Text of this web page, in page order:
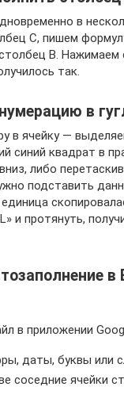
в
С, пишем
В. Нажимаем
так.
в
в ячейку —
синий квадрат в
либо
подставить
и протянуть,
в
в приложении
даты, буквы или
соседние ячейки